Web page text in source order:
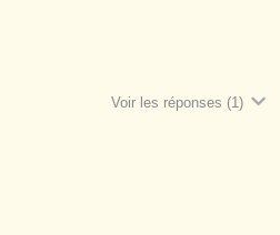
Voir les réponses (1)